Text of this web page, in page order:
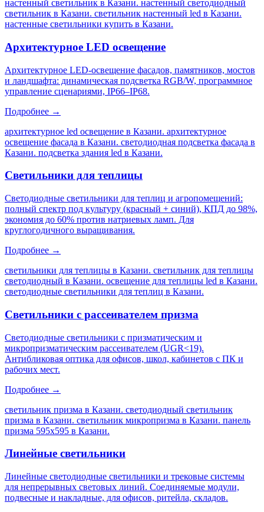
настенный светильник в Казани. настенный светодиодный
светильник в Казани. светильник настенный led в Казани.
настенные светильники купить в Казани.
Архитектурное LED освещение
Архитектурное LED-освещение фасадов, памятников, мостов
и ландшафта: динамическая подсветка RGB/W, программное
управление сценариями, IP66–IP68.
Подробнее →
архитектурное led освещение в Казани. архитектурное
освещение фасада в Казани. светодиодная подсветка фасада в
Казани. подсветка здания led в Казани.
Светильники для теплицы
Светодиодные светильники для теплиц и агропомещений:
полный спектр под культуру (красный + синий), КПД до 98%,
экономия до 60% против натриевых ламп. Для
круглогодичного выращивания.
Подробнее →
светильники для теплицы в Казани. светильник для теплицы
светодиодный в Казани. освещение для теплицы led в Казани.
светодиодные светильники для теплиц в Казани.
Светильники с рассеивателем призма
Светодиодные светильники с призматическим и
микропризматическим рассеивателем (UGR<19).
Антибликовая оптика для офисов, школ, кабинетов с ПК и
рабочих мест.
Подробнее →
светильник призма в Казани. светодиодный светильник
призма в Казани. светильник микропризма в Казани. панель
призма 595х595 в Казани.
Линейные светильники
Линейные светодиодные светильники и трековые системы
для непрерывных световых линий. Соединяемые модули,
подвесные и накладные, для офисов, ритейла, складов.